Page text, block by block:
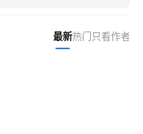
最新热门 只看作者